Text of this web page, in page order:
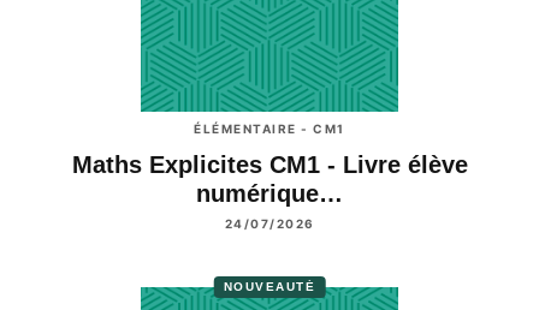
ÉLÉMENTAIRE - CM1
Maths Explicites CM1 - Livre élève
numérique…
24/07/2026
NOUVEAUTÉ